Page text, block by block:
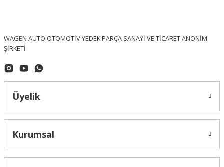
İTHAL - (Eş Değer Ürün)
Volkswagen Polo Bagaj Kapak Amortisörü 1TAKIM 6R6827550A İTHAL
905,07 ₺
WAGEN AUTO OTOMOTİV YEDEK PARÇA SANAYİ VE TİCARET ANONİM
ŞİRKETİ
Üyelik
Kurumsal